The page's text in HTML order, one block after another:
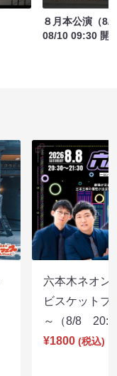
８月本公演（8/
08/10 09:30 開
六本木ネオン
ビスケットブ
～（8/8
¥1800 (税込)